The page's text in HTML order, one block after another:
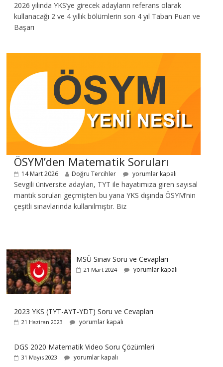
2026 yılında YKS’ye girecek adayların referans olarak
kullanacağı 2 ve 4 yıllık bölümlerin son 4 yıl Taban Puan ve
Başarı
ÖSYM’den Matematik Soruları
14 Mart 2026 Doğru Tercihler yorumlar kapalı
Sevgili üniversite adayları, TYT ile hayatımıza giren sayısal
mantık soruları geçmişten bu yana YKS dışında ÖSYM’nin
çeşitli sınavlarında kullanılmıştır. Biz
MSÜ Sınav Soru ve Cevapları
21 Mart 2024 yorumlar kapalı
2023 YKS (TYT-AYT-YDT) Soru ve Cevapları
21 Haziran 2023 yorumlar kapalı
DGS 2020 Matematik Video Soru Çözümleri
31 Mayıs 2023 yorumlar kapalı